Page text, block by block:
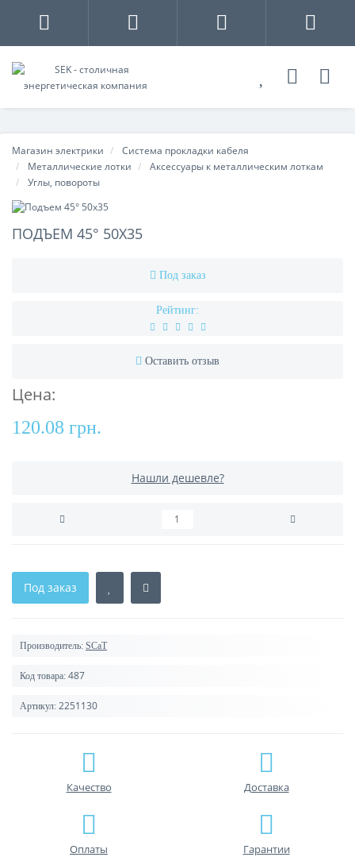
Магазин электрики
Система прокладки кабеля
Металлические лотки
Аксессуары к металлическим лоткам
Углы, повороты
ПОДЪЕМ 45° 50Х35
Под заказ
Рейтинг:
Оставить отзыв
Цена:
120.08 грн.
Нашли дешевле?
Под заказ
Производитель: SCaT
Код товара: 487
Артикул: 2251130
Качество Доставка
Оплаты Гарантии